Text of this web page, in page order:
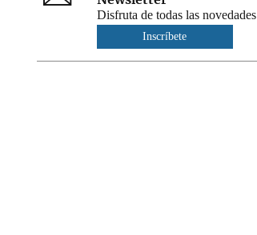
Disfruta de todas las novedades
Inscríbete